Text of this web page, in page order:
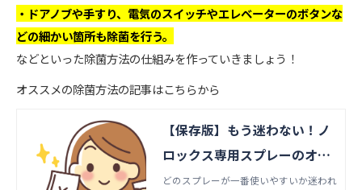
・ドアノブや手すり、電気のスイッチやエレベーターのボタンな
どの細かい箇所も除菌を行う。
などといった除菌方法の仕組みを作っていきましょう！
オススメの除菌方法の記事はこちらから
【保存版】もう迷わない！ノ
ロックス専用スプレーのオス
スメ活用方法 | norox（ノロ
どのスプレーが一番使いやすいか迷われ